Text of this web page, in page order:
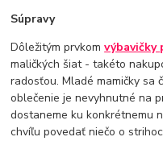
Súpravy
Dôležitým prvkomvýbavičky
maličkých šiat - takéto
radosťou. Mladé mamičky sa
oblečenie je nevyhnutné na
dostaneme ku konkrétnemu
chvíľu povedať niečo o